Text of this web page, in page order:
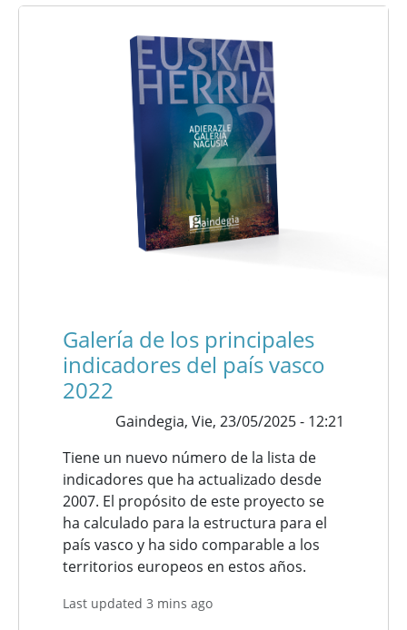
Galería de los principales
indicadores del país vasco
2022
Gaindegia, Vie, 23/05/2025 - 12:21
Tiene un nuevo número de la lista de
indicadores que ha actualizado desde
2007. El propósito de este proyecto se
ha calculado para la estructura para el
país vasco y ha sido comparable a los
territorios europeos en estos años.
Last updated 3 mins ago